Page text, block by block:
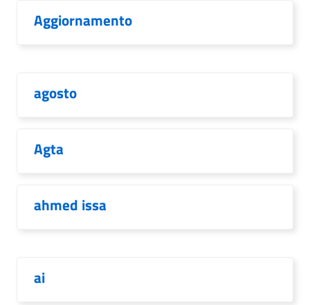
Aggiornamento
agosto
Agta
ahmed issa
ai